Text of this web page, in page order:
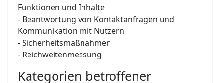
Funktionen und Inhalte
- Beantwortung von Kontaktanfragen und
Kommunikation mit Nutzern
- Sicherheitsmaßnahmen
- Reichweitenmessung
Kategorien betroffener